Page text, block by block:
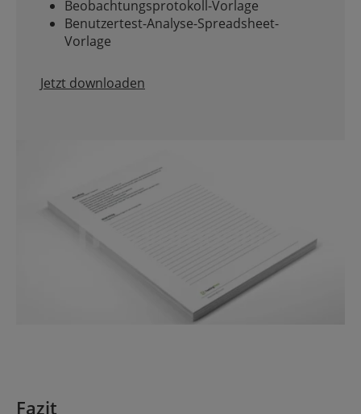
Beobachtungsprotokoll-Vorlage
Benutzertest-Analyse-Spreadsheet-
Vorlage
Jetzt downloaden
Fazit